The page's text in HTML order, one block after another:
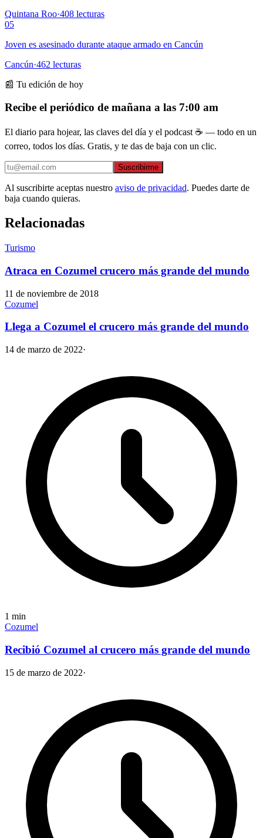
Quintana Roo·408 lecturas
05
Joven es asesinado durante ataque armado en Cancún
Cancún·462 lecturas
📰 Tu edición de hoy
Recibe el periódico de mañana a las 7:00 am
El diario para hojear, las claves del día y el podcast ☕ — todo en un
correo, todos los días. Gratis, y te das de baja con un clic.
Suscribirme
Al suscribirte aceptas nuestro aviso de privacidad. Puedes darte de
baja cuando quieras.
Relacionadas
Turismo
Atraca en Cozumel crucero más grande del mundo
11 de noviembre de 2018
Cozumel
Llega a Cozumel el crucero más grande del mundo
14 de marzo de 2022·
1 min
Cozumel
Recibió Cozumel al crucero más grande del mundo
15 de marzo de 2022·